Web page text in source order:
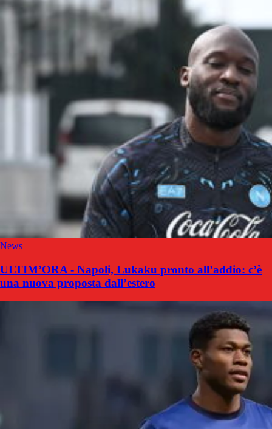
News
ULTIM’ORA - Napoli, Lukaku pronto all’addio: c’è
una nuova proposta dall’estero